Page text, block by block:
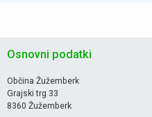
Osnovni podatki
Občina Žužemberk
Grajski trg 33
8360 Žužemberk